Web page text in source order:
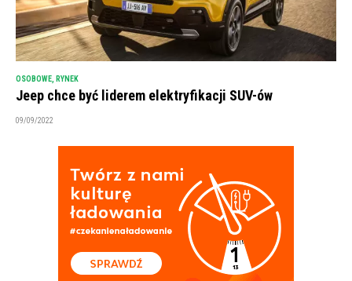
OSOBOWE RYNEK
Jeep chce być liderem elektryfikacji SUV-ów
09/09/2022